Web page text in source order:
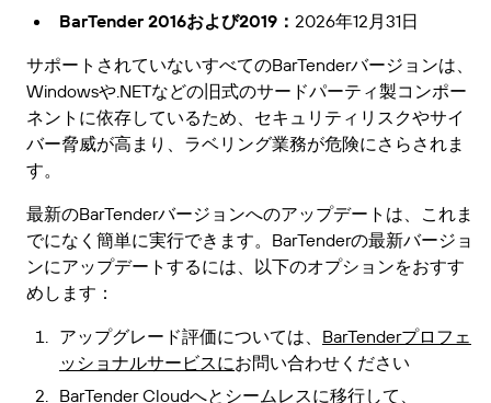
BarTender 2016および2019： 2026年12月31日
サポートされていないすべてのBarTenderバージョンは、
Windowsや.NETなどの旧式のサードパーティ製コンポー
ネントに依存しているため、セキュリティリスクやサイ
バー脅威が高まり、ラベリング業務が危険にさらされま
す。
最新のBarTenderバージョンへのアップデートは、これま
でになく簡単に実行できます。BarTenderの最新バージョ
ンにアップデートするには、以下のオプションをおすす
めします：
アップグレード評価については、 BarTenderプロフェ
ッショナルサービスにお問い合わせください
BarTender Cloudへとシームレスに移行して、